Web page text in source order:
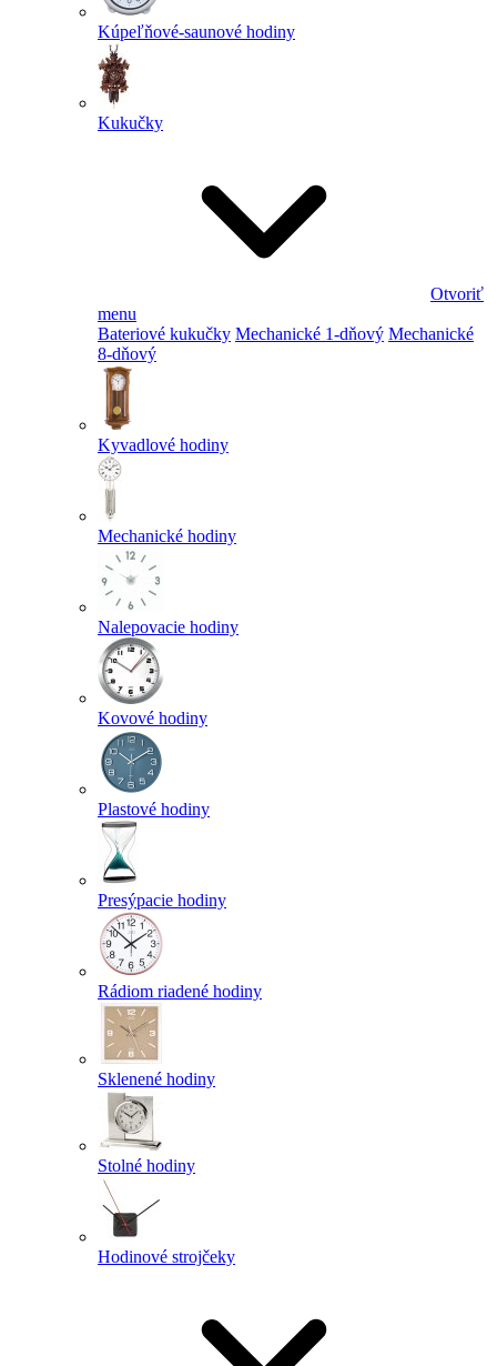
Kúpeľňové-saunové hodiny
Kukučky
Otvoriť
menu
Bateriové kukučky Mechanické 1-dňový Mechanické
8-dňový
Kyvadlové hodiny
Mechanické hodiny
Nalepovacie hodiny
Kovové hodiny
Plastové hodiny
Presýpacie hodiny
Rádiom riadené hodiny
Sklenené hodiny
Stolné hodiny
Hodinové strojčeky